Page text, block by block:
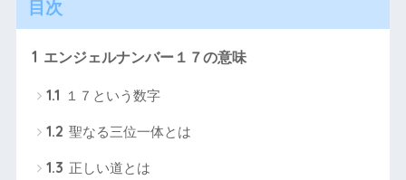
目次
1 エンジェルナンバー１７の意味
1.1 １７という数字
1.2 聖なる三位一体とは
1.3 正しい道とは